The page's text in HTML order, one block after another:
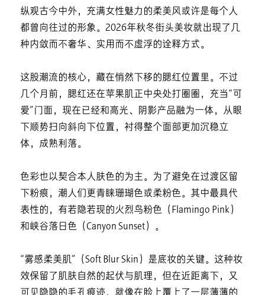
纵观古今中外，充满女性魅力的柔美风或许是每个人
都曾向往过的形象。2026年秋冬街头美妆就出现了几
种内敛而不奢华、实用而不虚浮的诠释方式。
这股潮流的核心，藏在悄然下移的腮红位置里。不过
几个月前，腮红还在苹果肌正中央处打圈圈，充当“可
爱”门面，现在已经和高光、阴影产品融为一体，从眼
下顺势扫向斜向下位置，衬得整个面部更加沉稳立
体，成熟利落。
色彩也以契合本人肤色的为主。为了避免在过渡区留
下粉痕，潮人们更青睐珊瑚色或柔粉色。其中最具代
表性的，有若隐若现的火烈鸟粉色（Flamingo Pink）
和峡谷落日色（Canyon Sunset）。
“雾感柔美肌”（Soft Blur Skin）是底妆的关键。这种妆
效保留了肌肤自然的起伏与肌理，但在近距离下，又
可见隐隐的毛孔痕迹，就像在脸上覆上了一层薄薄的